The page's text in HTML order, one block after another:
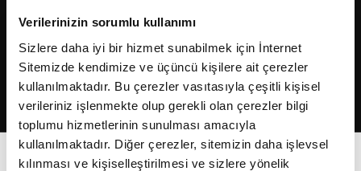
Verilerinizin sorumlu kullanımı
Sizlere daha iyi bir hizmet sunabilmek için İnternet
Sitemizde kendimize ve üçüncü kişilere ait çerezler
kullanılmaktadır. Bu çerezler vasıtasıyla çeşitli kişisel
verileriniz işlenmekte olup gerekli olan çerezler bilgi
toplumu hizmetlerinin sunulması amacıyla
kullanılmaktadır. Diğer çerezler, sitemizin daha işlevsel
kılınması ve kişiselleştirilmesi ve sizlere yönelik
2026Fikriyat. Tüm hakları saklıdır.